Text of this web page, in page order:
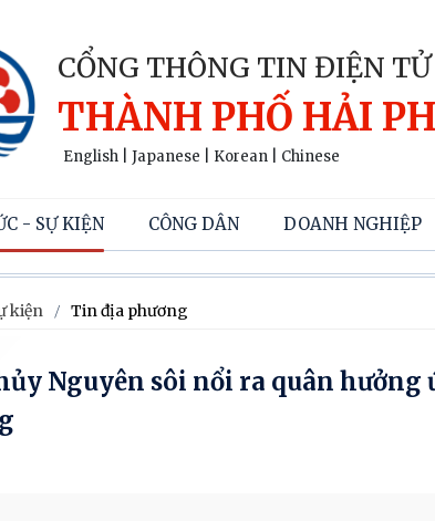
CỔNG THÔNG TIN ĐIỆN TỬ
THÀNH PHỐ HẢI
English Japanese Korean Chinese
- SỰ KIỆN CÔNG DÂN DOANH NGHIỆP
kiện Tin địa phương
Nguyên sôi nổi ra quân